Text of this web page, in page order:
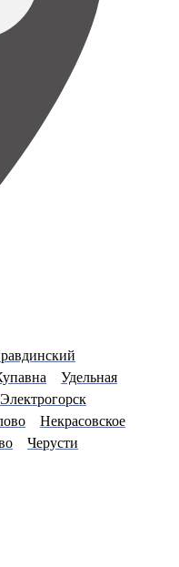
Удельная
Электрогорск
Некрасовское
Черусти